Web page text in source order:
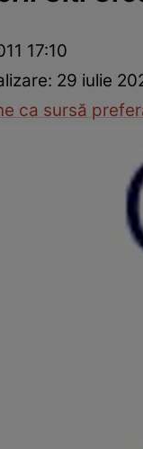
Casă și grădină
17:10
29 iulie
ca sursă